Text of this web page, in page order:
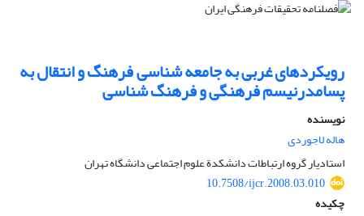
رویکردهای غربی به جامعه شناسی فرهنگ و انتقال به
پسامدرنیسم فرهنگی و فرهنگ شناسی
نویسنده
هاله لاجوردی
استادیار گروه ارتباطات دانشکدة علوم اجتماعی دانشگاه تهران
10.7508/ijcr.2008.03.010
چکیده